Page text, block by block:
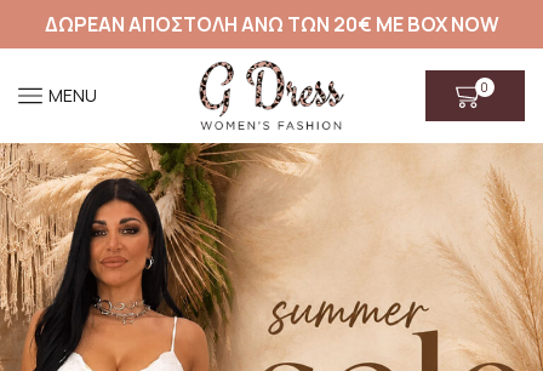
ΔΩΡΕΑΝ ΑΠΟΣΤΟΛΗ ΑΝΩ ΤΩΝ 20€ ΜΕ BOX NOW
MENU 0